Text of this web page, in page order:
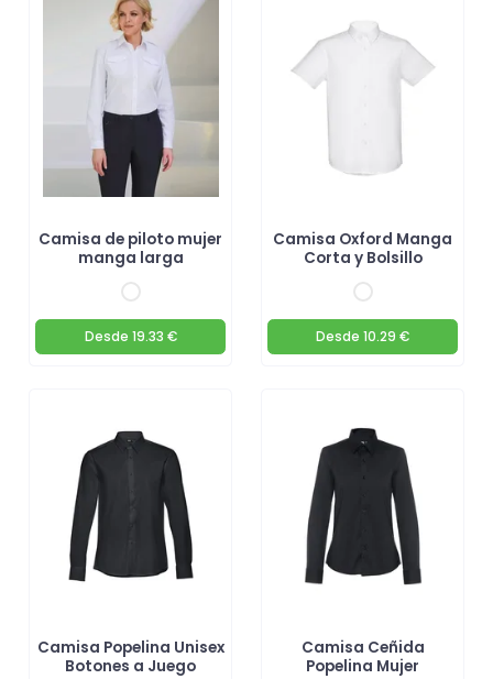
Camisa de piloto mujer
manga larga
Desde 19.33 €
Camisa Oxford Manga
Corta y Bolsillo
Desde 10.29 €
Camisa Popelina Unisex
Botones a Juego
Camisa Ceñida
Popelina Mujer